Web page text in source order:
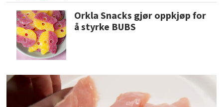
Orkla Snacks gjør oppkjøp for
å styrke BUBS